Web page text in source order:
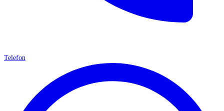
Telefon